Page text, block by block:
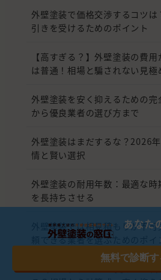
外壁塗装で価格交渉するコツ
引きを受けるためのポイント
【高すぎる？】外壁塗装の費
は普通！相場と騙されない見
外壁塗装を安く抑えるための
から優良業者の選び方まで
外壁塗装はまだするな？2026
情と賢い選択
外壁塗装の耐用年数：最適な
を長持ちさせる
外壁塗装では相見積もりが不可
頼できる業者を選ぶためのポイ
あなた
無料で診断す